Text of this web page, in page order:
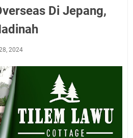
Di Jepang,
2024